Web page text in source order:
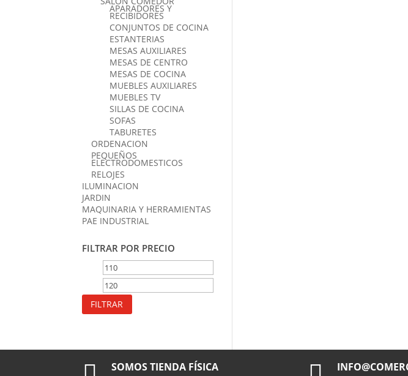
APARADORES Y
RECIBIDORES
CONJUNTOS DE COCINA
ESTANTERIAS
MESAS AUXILIARES
MESAS DE CENTRO
MESAS DE COCINA
MUEBLES AUXILIARES
MUEBLES TV
SILLAS DE COCINA
SOFAS
TABURETES
ORDENACION
PEQUEÑOS
ELECTRODOMESTICOS
RELOJES
ILUMINACION
JARDIN
MAQUINARIA Y HERRAMIENTAS
PAE INDUSTRIAL
FILTRAR POR PRECIO
Precio
mínimo
FILTRAR
SOMOS TIENDA FÍSICA